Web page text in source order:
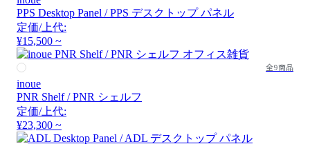
PPS Desktop Panel / PPS デスクトップ パネル
定価/上代:
¥15,500 ~
全9商品
inoue
PNR Shelf / PNR シェルフ
定価/上代:
¥23,300 ~